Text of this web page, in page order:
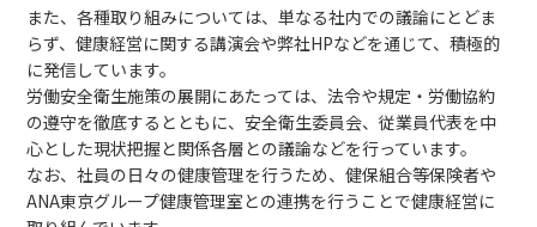
また、各種取り組みについては、単なる社内での議論にとどま
らず、健康経営に関する講演会や弊社HPなどを通じて、積極的
に発信しています。
労働安全衛生施策の展開にあたっては、法令や規定・労働協約
の遵守を徹底するとともに、安全衛生委員会、従業員代表を中
心とした現状把握と関係各層との議論などを行っています。
なお、社員の日々の健康管理を行うため、健保組合等保険者や
ANA東京グループ健康管理室との連携を行うことで健康経営に